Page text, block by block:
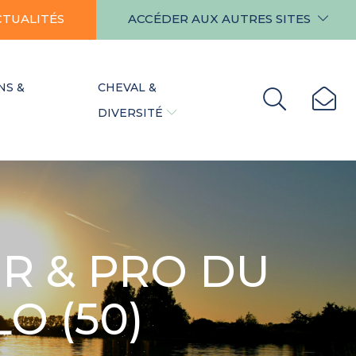
ACCÉDER AUX AUTRES SITES
&
CHEVAL &
DIVERSITÉ
& PRO DU
(50)